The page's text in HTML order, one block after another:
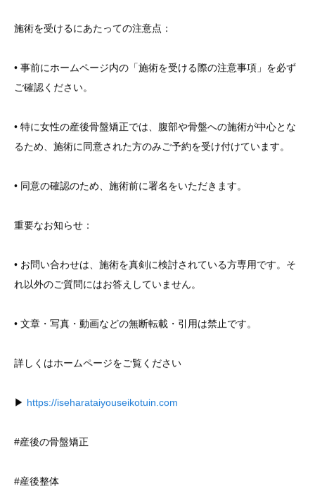
施術を受けるにあたっての注意点：
• 事前にホームページ内の「施術を受ける際の注意事項」を必ず
ご確認ください。
• 特に女性の産後骨盤矯正では、腹部や骨盤への施術が中心とな
るため、施術に同意された方のみご予約を受け付けています。
• 同意の確認のため、施術前に署名をいただきます。
重要なお知らせ：
• お問い合わせは、施術を真剣に検討されている方専用です。そ
れ以外のご質問にはお答えしていません。
• 文章・写真・動画などの無断転載・引用は禁止です。
詳しくはホームページをご覧ください
▶ https://iseharataiyouseikotuin.com
#産後の骨盤矯正
#産後整体